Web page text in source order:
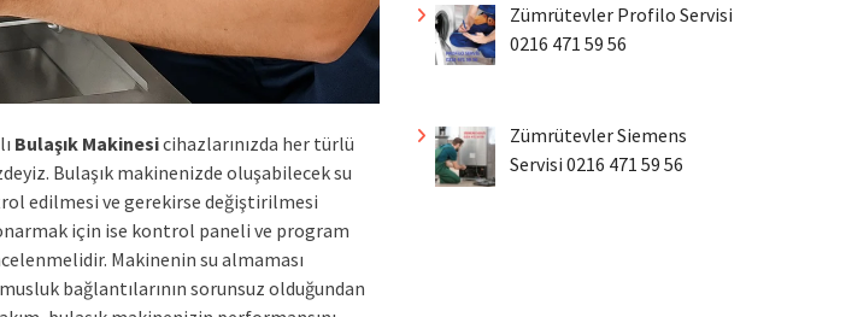
Bulaşık Makinesicihazlarınızda her türlü
Bulaşık makinenizde oluşabilecek su
edilmesi ve gerekirse değiştirilmesi
için ise kontrol paneli ve program
Makinenin su almaması
bağlantılarının sorunsuz olduğundan
Zümrütevler Profilo Servisi
0216 471 59 56
Zümrütevler Siemens
Servisi 0216 471 59 56